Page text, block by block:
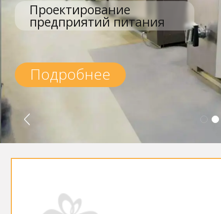
Проектирование
предприятий питания
Подробнее